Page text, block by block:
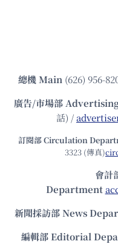
總機Main (626) 956-
廣告/市場部
話) /
訂閱部 Circulation
3323 (傳真)
會計
Department
新聞採訪部 News
編輯部 Editorial